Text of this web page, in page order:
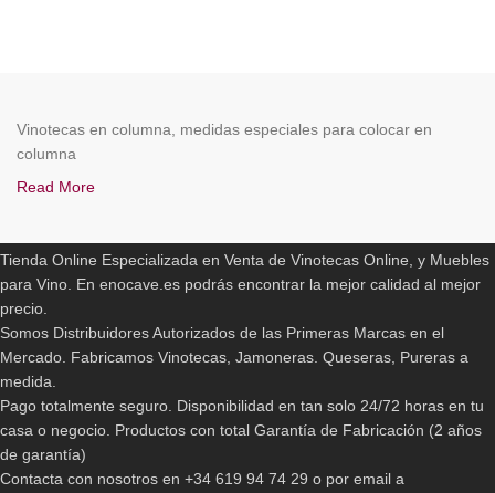
Vinotecas en columna, medidas especiales para colocar en
columna
Read More
Tienda Online Especializada en Venta de Vinotecas Online, y Muebles
para Vino. En enocave.es podrás encontrar la mejor calidad al mejor
precio.
Somos Distribuidores Autorizados de las Primeras Marcas en el
Mercado. Fabricamos Vinotecas, Jamoneras. Queseras, Pureras a
medida.
Pago totalmente seguro. Disponibilidad en tan solo 24/72 horas en tu
casa o negocio. Productos con total Garantía de Fabricación (2 años
de garantía)
Contacta con nosotros en +34 619 94 74 29 o por email a